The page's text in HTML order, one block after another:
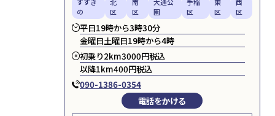
すすき
の
北
区
南
区
大通公
園
手稲
区
東
区
西
区
平日19時から3時30分
金曜日土曜日19時から4時
初乗り2km3000円税込
以降1km400円税込
090-1386-0354
電話をかける